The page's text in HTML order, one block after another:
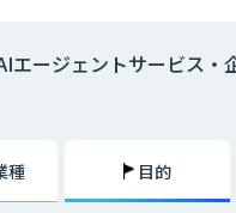
れることで、自社における人的リ
エージェントサービス・
種 目的